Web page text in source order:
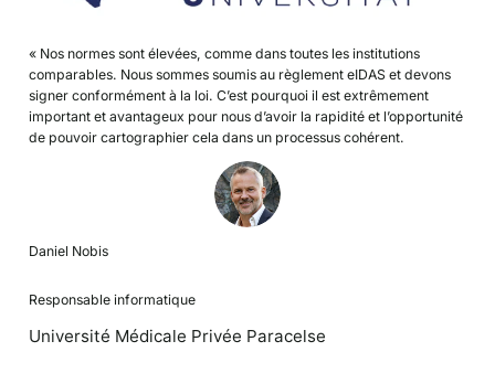
« Nos normes sont élevées, comme dans toutes les institutions
comparables. Nous sommes soumis au règlement eIDAS et devons
signer conformément à la loi. C’est pourquoi il est extrêmement
important et avantageux pour nous d’avoir la rapidité et l’opportunité
de pouvoir cartographier cela dans un processus cohérent.
Daniel Nobis
Responsable informatique
Université Médicale Privée Paracelse